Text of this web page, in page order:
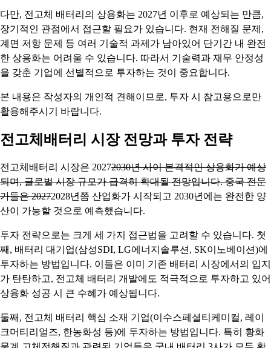
다만, 전고체 배터리의 상용화는 2027년 이후로 예상되는 만큼,
장기적인 관점에서 접근할 필요가 있습니다. 현재 전해질 문제,
계면 저항 문제 등 여러 기술적 과제가 남아있어 단기간 내 완전
한 상용화는 어려울 수 있습니다. 따라서 기술력과 재무 안정성
을 갖춘 기업에 선별적으로 투자하는 것이 중요합니다.
본 내용은 작성자의 개인적 견해이므로, 투자 시 참고용으로만
활용해주시기 바랍니다.
전고체배터리 시장 전망과 투자 전략
전고체배터리 시장은 20272030년 사이 본격적인 상용화가 예상
되며, 글로벌 시장 규모가 급격히 확대될 전망입니다. 중국 전문
가들은 20272028년쯤 산업화가 시작되고 2030년에는 완전한 양
산이 가능할 것으로 예측했습니다.
투자 전략으로는 크게 세 가지 접근법을 고려할 수 있습니다. 첫
째, 배터리 대기업(삼성SDI, LG에너지솔루션, SK이노베이션)에
투자하는 방법입니다. 이들은 이미 기존 배터리 시장에서의 입지
가 탄탄하고, 전고체 배터리 개발에도 적극적으로 투자하고 있어
상용화 성공 시 큰 수혜가 예상됩니다.
둘째, 전고체 배터리 핵심 소재 기업(이수스페셜티케미컬, 레이
크머티리얼즈, 한농화성 등)에 투자하는 방법입니다. 특히 황화